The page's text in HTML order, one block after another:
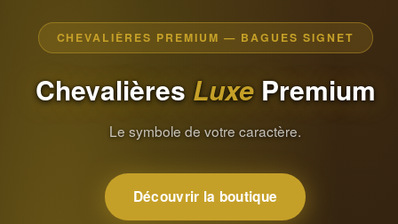
CHEVALIÈRES PREMIUM — BAGUES SIGNET
ChevalièresLuxePremium
Le symbole de votre caractère.
Découvrir la boutique